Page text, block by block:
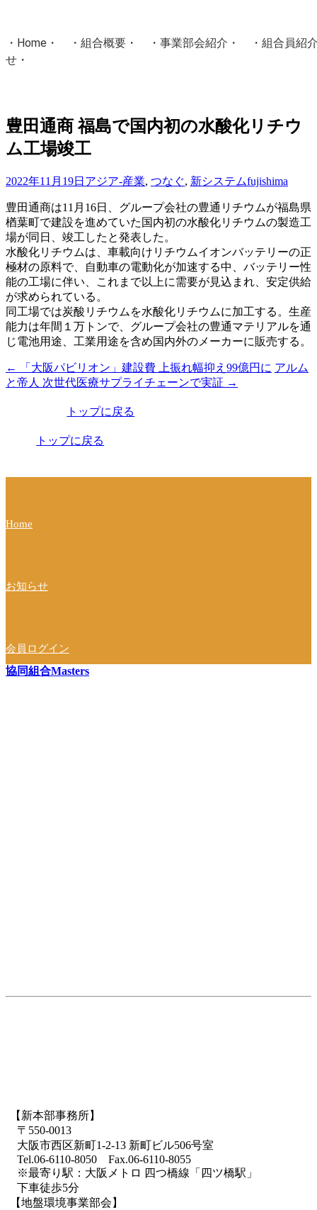
・ Home ・ ・ 組合概要 ・ ・ 事業部会紹介 ・ ・ 組合員紹
せ ・
協同組合Masters／
国土交通省・経済産業省・農林水産省・厚生労働省 認可
豊田通商 福島で国内初の水酸化リチウ
ム工場竣工
2022年11月19日 アジア-産業, つなぐ, 新システムfujishima
豊田通商は11月16日、グループ会社の豊通リチウムが福島県
楢葉町で建設を進めていた国内初の水酸化リチウムの製造工
場が同日、竣工したと発表した。
水酸化リチウムは、車載向けリチウムイオンバッテリーの正
極材の原料で、自動車の電動化が加速する中、バッテリー性
能の工場に伴い、これまで以上に需要が見込まれ、安定供給
が求められている。
同工場では炭酸リチウムを水酸化リチウムに加工する。生産
能力は年間１万トンで、グループ会社の豊通マテリアルを通
じ電池用途、工業用途を含め国内外のメーカーに販売する。
投
稿
ョ
← 「大阪パビリオン」建設費 上振れ幅抑え99億円に アルム
と帝人 次世代医療サプライチェーンで実証 →
トップに戻る
トップに戻る
Home
お知らせ
会員ログイン
協同組合Masters
【新本部事務所】
〒550-0013
大阪市西区新町1-2-13 新町ビル506号室
Tel.06-6110-8050 Fax.06-6110-8055
※最寄り駅：大阪メトロ 四つ橋線「四ツ橋駅」
下車徒歩5分
【地盤環境事業部会】